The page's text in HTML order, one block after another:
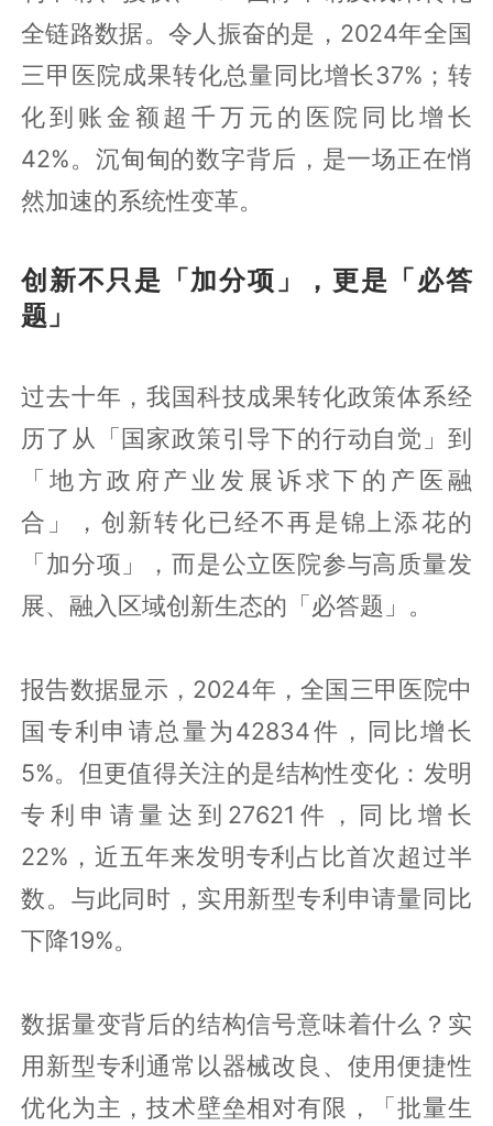
全链路数据。令人振奋的是，2024年全国
三甲医院成果转化总量同比增长37%；转
化到账金额超千万元的医院同比增长
42%。沉甸甸的数字背后，是一场正在悄
然加速的系统性变革。
创新不只是「加分项」，更是「必答
题」
过去十年，我国科技成果转化政策体系经
历了从「国家政策引导下的行动自觉」到
「地方政府产业发展诉求下的产医融
合」，创新转化已经不再是锦上添花的
「加分项」，而是公立医院参与高质量发
展、融入区域创新生态的「必答题」。
报告数据显示，2024年，全国三甲医院中
国专利申请总量为42834件，同比增长
5%。但更值得关注的是结构性变化：发明
专利申请量达到27621件，同比增长
22%，近五年来发明专利占比首次超过半
数。与此同时，实用新型专利申请量同比
下降19%。
数据量变背后的结构信号意味着什么？实
用新型专利通常以器械改良、使用便捷性
优化为主，技术壁垒相对有限，「批量生